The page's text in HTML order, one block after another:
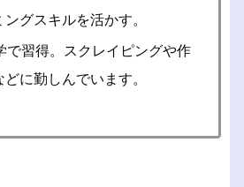
グスキルを活かす。
で習得。スクレイピングや作
に勤しんでいます。